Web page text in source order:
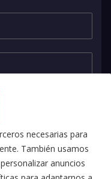
necesarias para
También usamos
anuncios